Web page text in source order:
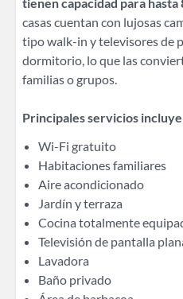
casas cuentan con lujosas
tipo walk-in y televisores de
dormitorio, lo que las
familias o grupos.
Principales servicios
Wi-Fi gratuito
Habitaciones familiares
Aire acondicionado
Jardín y terraza
Cocina totalmente
Televisión de pantalla
Lavadora
Baño privado